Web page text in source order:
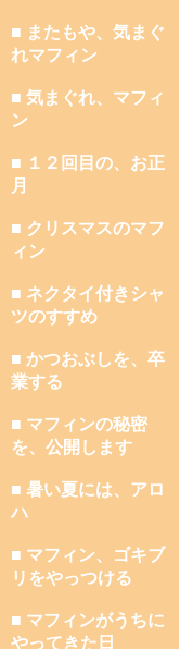
■ またもや、気まぐ
れマフィン
■ 気まぐれ、マフィ
ン
■ １２回目の、お正
月
■ クリスマスのマフ
ィン
■ ネクタイ付きシャ
ツのすすめ
■ かつおぶしを、卒
業する
■ マフィンの秘密
を、公開します
■ 暑い夏には、アロ
ハ
■ マフィン、ゴキブ
リをやっつける
■ マフィンがうちに
やってきた日